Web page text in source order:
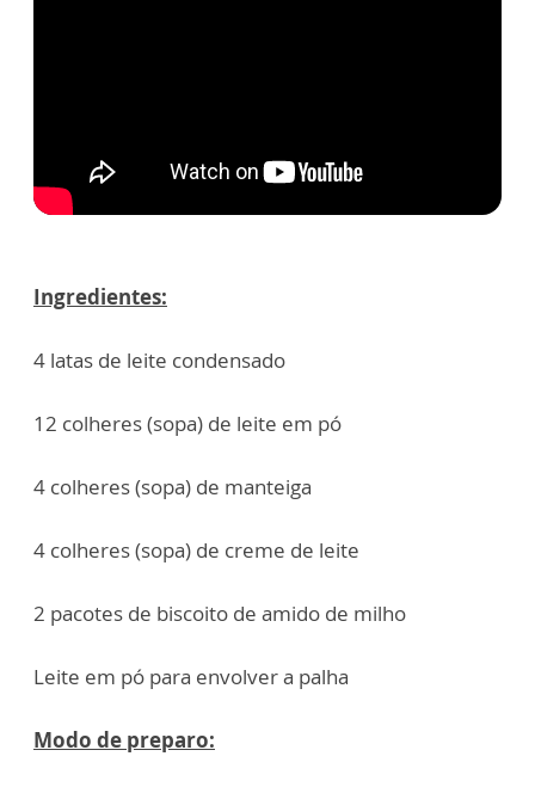
Ingredientes:
4 latas de leite condensado
12 colheres (sopa) de leite em pó
4 colheres (sopa) de manteiga
4 colheres (sopa) de creme de leite
2 pacotes de biscoito de amido de milho
Leite em pó para envolver a palha
Modo de preparo: